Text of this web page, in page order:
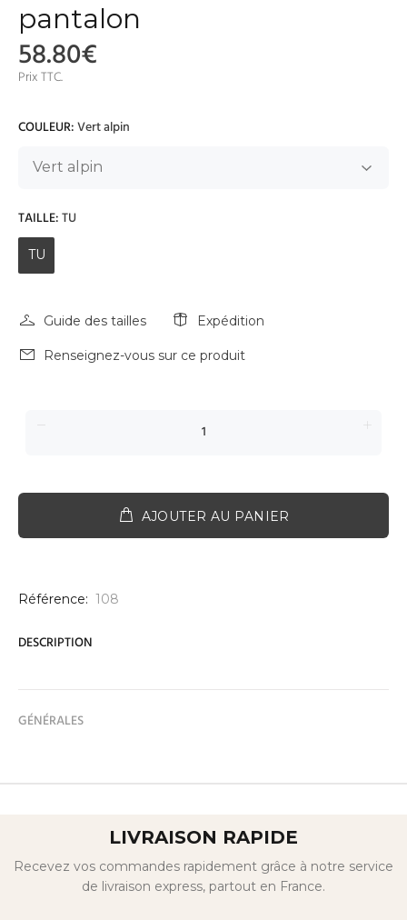
pantalon
58.80€
Prix TTC.
COULEUR:Vert alpin
TAILLE:TU
TU
Guide des tailles Expédition
Renseignez-vous sur ce produit
AJOUTER AU PANIER
Référence: 108
DESCRIPTION
GÉNÉRALES
LIVRAISON RAPIDE
Recevez vos commandes rapidement grâce à notre service
de livraison express, partout en France.